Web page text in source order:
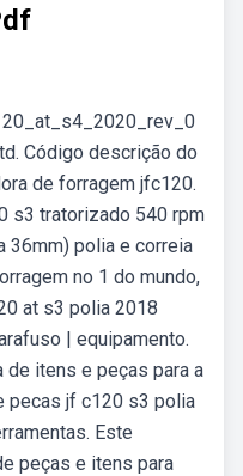
Código descrição do
de forragem jfc120.
s3 tratorizado 540 rpm
36mm) polia e correia
no 1 do mundo,
at s3 polia 2018
| equipamento.
de itens e peças para a
pecas jf c120 s3 polia
Este
peças e itens para